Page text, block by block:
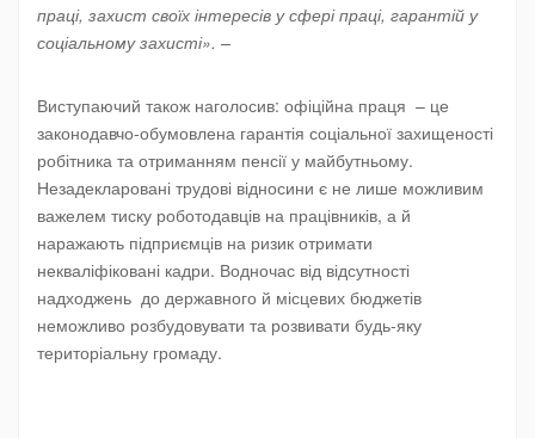
праці, захист своїх інтересів у сфері праці, гарантій у
соціальному захисті». –
Виступаючий також наголосив: офіційна праця – це
законодавчо-обумовлена гарантія соціальної захищеності
робітника та отриманням пенсії у майбутньому.
Незадекларовані трудові відносини є не лише можливим
важелем тиску роботодавців на працівників, а й
наражають підприємців на ризик отримати
некваліфіковані кадри. Водночас від відсутності
надходжень до державного й місцевих бюджетів
неможливо розбудовувати та розвивати будь-яку
територіальну громаду.